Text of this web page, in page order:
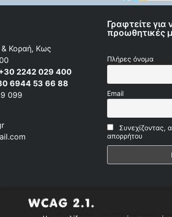
Κοραή, Κως
2242 029 400
6944 53 66 88
099
Γραφτείτε για
προωθητικές
Πλήρες όνομα
Email
Συνεχίζοντας,
απορρήτου